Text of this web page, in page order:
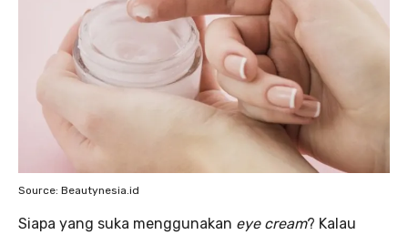
Source: Beautynesia.id
Siapa yang suka menggunakan eye cream? Kalau